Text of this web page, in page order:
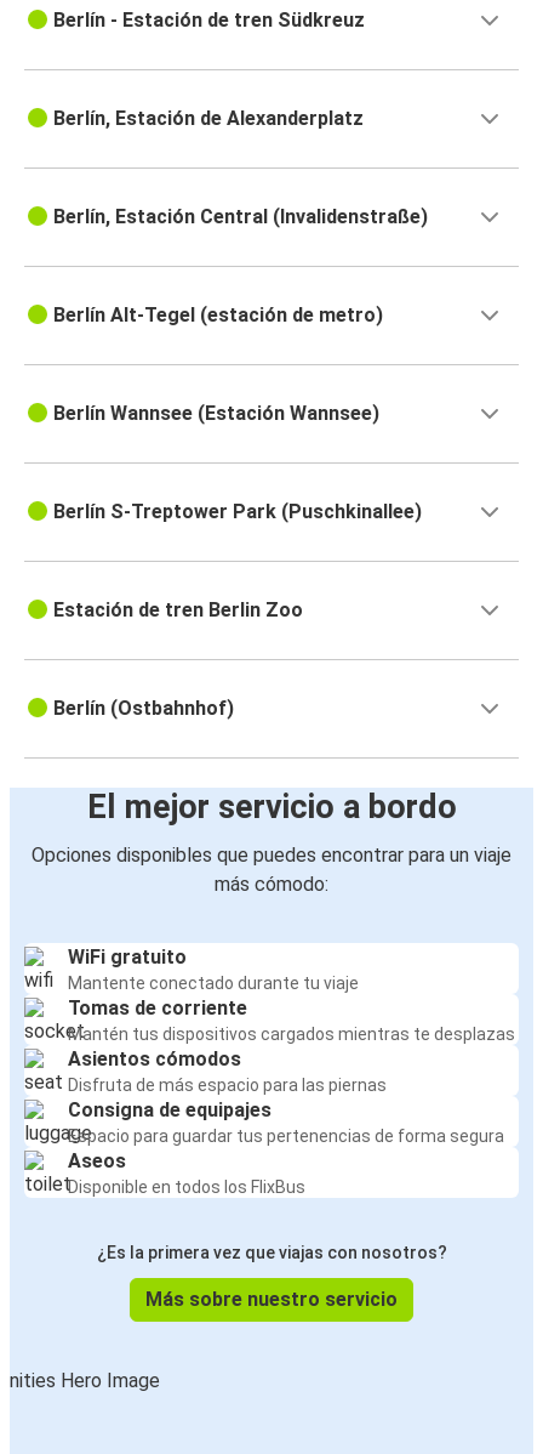
Berlín - Estación de tren Südkreuz
Berlín, Estación de Alexanderplatz
Berlín, Estación Central (Invalidenstraße)
Berlín Alt-Tegel (estación de metro)
Berlín Wannsee (Estación Wannsee)
Berlín S-Treptower Park (Puschkinallee)
Estación de tren Berlin Zoo
Berlín (Ostbahnhof)
El mejor servicio a bordo
Opciones disponibles que puedes encontrar para un viaje
más cómodo:
WiFi gratuito
Mantente conectado durante tu viaje
Tomas de corriente
Mantén tus dispositivos cargados mientras te desplazas
Asientos cómodos
Disfruta de más espacio para las piernas
Consigna de equipajes
Espacio para guardar tus pertenencias de forma segura
Aseos
Disponible en todos los FlixBus
¿Es la primera vez que viajas con nosotros?
Más sobre nuestro servicio